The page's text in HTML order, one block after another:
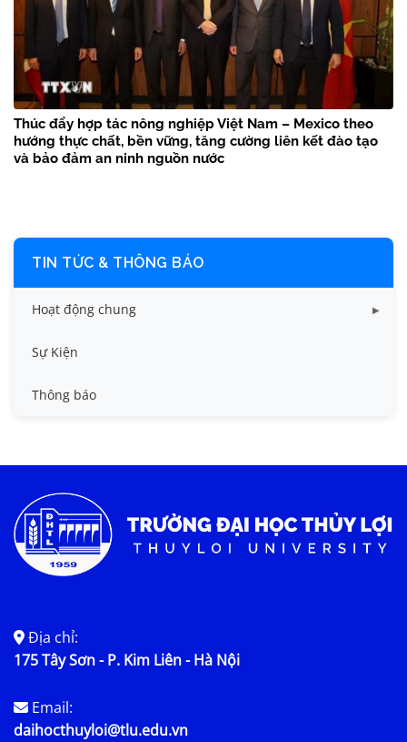
Thúc đẩy hợp tác nông nghiệp Việt Nam – Mexico theo
hướng thực chất, bền vững, tăng cường liên kết đào tạo
và bảo đảm an ninh nguồn nước
TIN TỨC & THÔNG BÁO
Hoạt động chung
Tin công tác sinh viên
Tin đào tạo
Tin tức chung
Sự Kiện
Thông báo
Địa chỉ:
175 Tây Sơn - P. Kim Liên - Hà Nội
Email:
daihocthuyloi@tlu.edu.vn